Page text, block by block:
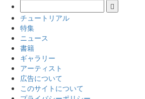
チュートリアル
特集
ニュース
書籍
ギャラリー
アーティスト
広告について
このサイトについて